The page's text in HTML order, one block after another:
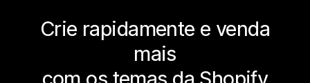
Crie rapidamente e venda
mais